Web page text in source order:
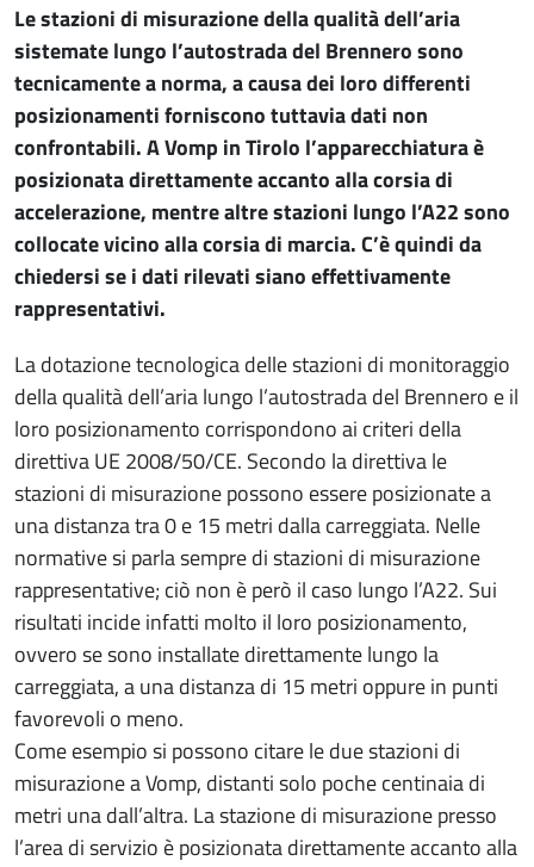
Le stazioni di misurazione della qualità dell’aria
sistemate lungo l’autostrada del Brennero sono
tecnicamente a norma, a causa dei loro differenti
posizionamenti forniscono tuttavia dati non
confrontabili. A Vomp in Tirolo l’apparecchiatura è
posizionata direttamente accanto alla corsia di
accelerazione, mentre altre stazioni lungo l’A22 sono
collocate vicino alla corsia di marcia. C’è quindi da
chiedersi se i dati rilevati siano effettivamente
rappresentativi.
La dotazione tecnologica delle stazioni di monitoraggio
della qualità dell’aria lungo l’autostrada del Brennero e il
loro posizionamento corrispondono ai criteri della
direttiva UE 2008/50/CE. Secondo la direttiva le
stazioni di misurazione possono essere posizionate a
una distanza tra 0 e 15 metri dalla carreggiata. Nelle
normative si parla sempre di stazioni di misurazione
rappresentative; ciò non è però il caso lungo l’A22. Sui
risultati incide infatti molto il loro posizionamento,
ovvero se sono installate direttamente lungo la
carreggiata, a una distanza di 15 metri oppure in punti
favorevoli o meno.
Come esempio si possono citare le due stazioni di
misurazione a Vomp, distanti solo poche centinaia di
metri una dall’altra. La stazione di misurazione presso
l’area di servizio è posizionata direttamente accanto alla